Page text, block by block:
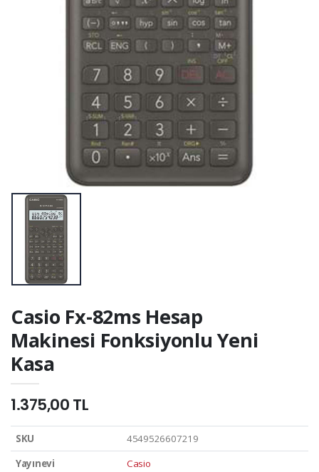
Casio Fx-82ms Hesap
Makinesi Fonksiyonlu Yeni
Kasa
1.375,00 TL
SKU
4549526607219
Yayınevi
Casio